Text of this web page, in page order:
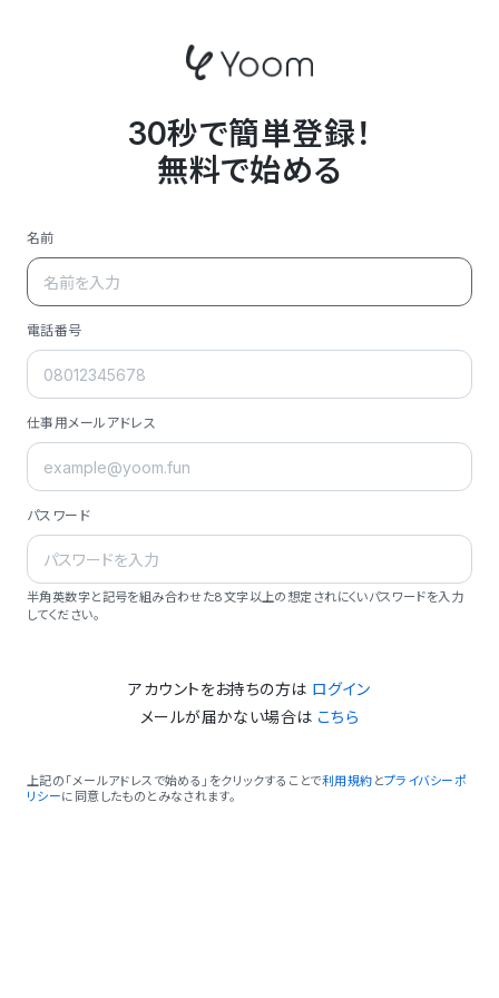
30秒で簡単登録！
無料で始める
名前
電話番号
仕事用メールアドレス
パスワード
半角英数字と記号を組み合わせた8文字以上の想定されにくいパスワードを入力
してください。
アカウントをお持ちの方は ログイン
メールが届かない場合は こちら
上記の「メールアドレスで始める」をクリックすることで利用規約 とプライバシーポ
リシーに同意したものとみなされます。